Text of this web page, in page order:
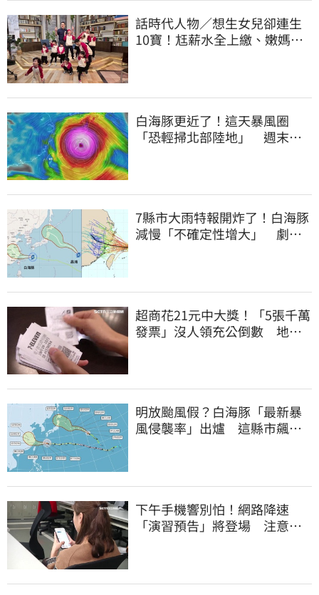
話時代人物／想生女兒卻連生
10寶！尪薪水全上繳、嫩媽吐
白海豚更近了！這天暴風圈
「恐輕掃北部陸地」 週末風
7縣市大雨特報開炸了！白海豚
減慢「不確定性增大」 劇烈
超商花21元中大獎！「5張千萬
發票」沒人領充公倒數 地點
明放颱風假？白海豚「最新暴
風侵襲率」出爐 這縣市飆
下午手機響別怕！網路降速
「演習預告」將登場 注意事